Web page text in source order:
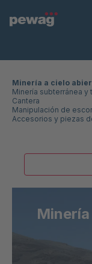
Minería a cielo
Minería subterránea y
Cantera
Manipulación de
Accesorios y piezas